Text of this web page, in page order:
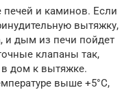
и каминов. Если
вытяжку,
и дым из печи пойдет
клапаны так,
в дом к вытяжке.
выше +5°C,